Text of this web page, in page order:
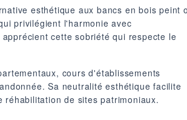
esthétique aux bancs en bois peint
privilégient l'harmonie avec
cette sobriété qui respecte le
cours d'établissements
Sa neutralité esthétique facilite
de sites patrimoniaux.